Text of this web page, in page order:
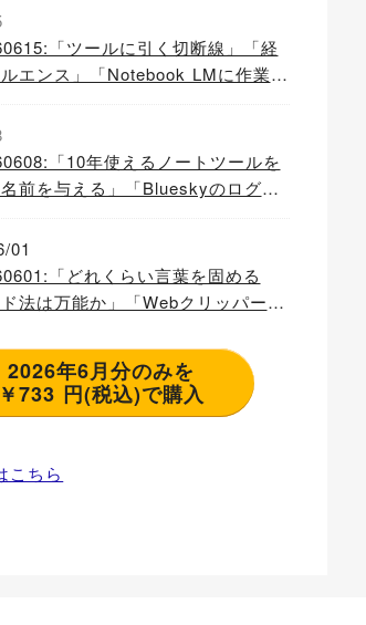
「ツールに引く切断線」「経
エンス」「Notebook LMに作業記
「10年使えるノートツールを
前を与える」「Blueskyのログを
01
「どれくらい言葉を固める
法は万能か」「Webクリッパーも
2026年6月分のみを
￥733 円(税込)で購入
こちら